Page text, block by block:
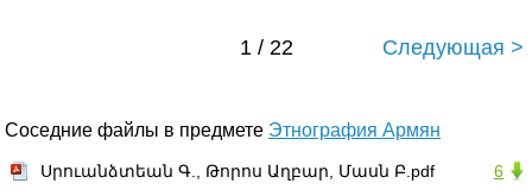
1 / 22 Следующая >
Соседние файлы в предмете Этнография Армян
6
Սրուանձտեան Գ., Թորոս Աղբար, Մասն Բ.pdf